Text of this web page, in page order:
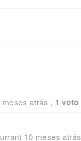
meses atrás , 1 voto
10 meses atrás